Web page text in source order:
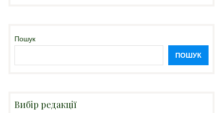
Пошук
ПОШУК
Вибір редакції